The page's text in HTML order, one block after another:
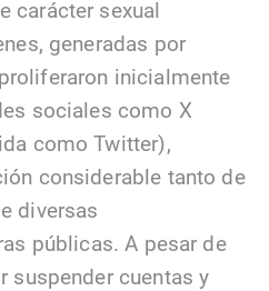
carácter sexual
generadas por
inicialmente
sociales como X
como Twitter),
considerable tanto de
diversas
públicas. A pesar de
suspender cuentas y